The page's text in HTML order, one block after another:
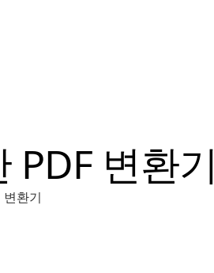
변환기
환기